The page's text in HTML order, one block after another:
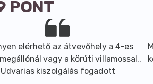
PONT
elérhető az átvevőhely a 4-es
vagy a körúti villamossal..
Udvarias kiszolgálás fogadott